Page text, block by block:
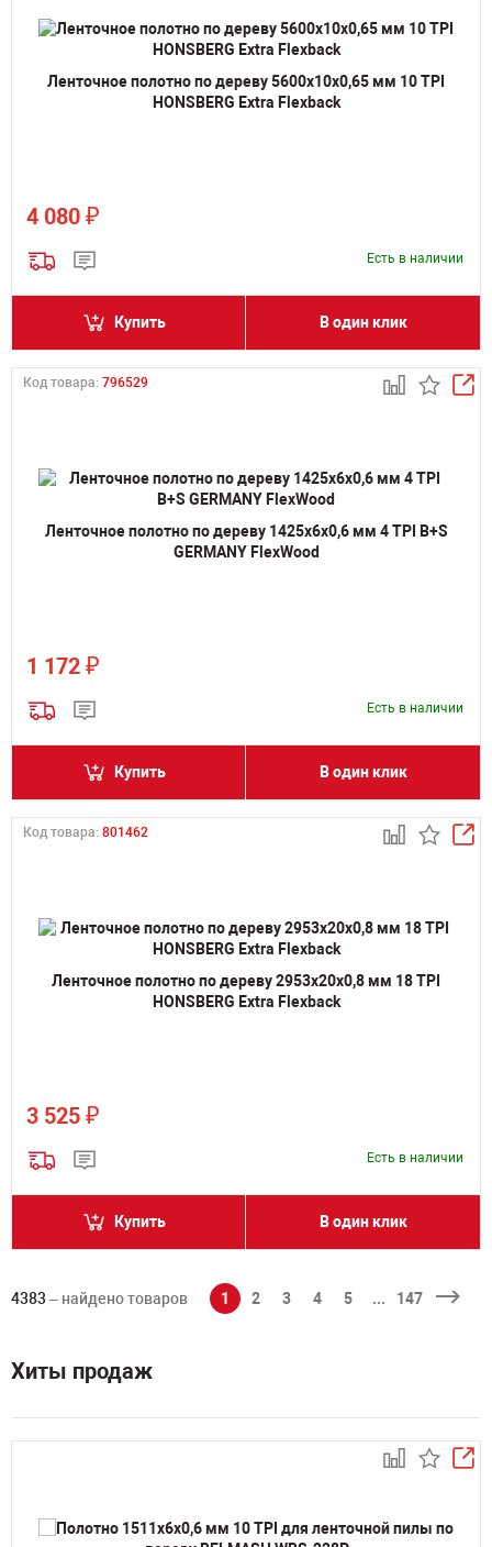
Ленточное полотно по дереву 5600х10х0,65 мм 10 TPI
HONSBERG Extra Flexback
4 080 ₽
Есть в наличии
Купить В один клик
Код товара: 796529
Ленточное полотно по дереву 1425х6х0,6 мм 4 TPI B+S
GERMANY FlexWood
1 172 ₽
Есть в наличии
Купить В один клик
Код товара: 801462
Ленточное полотно по дереву 2953х20х0,8 мм 18 TPI
HONSBERG Extra Flexback
3 525 ₽
Есть в наличии
Купить В один клик
4383 – найдено товаров 1 2 3 4 5 ... 147
Хиты продаж